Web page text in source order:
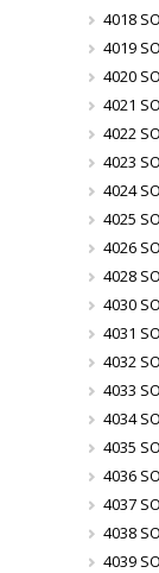
4018
4019
4020
4021
4022
4023
4024
4025
4026
4028
4030
4031
4032
4033
4034
4035
4036
4037
4038
4039